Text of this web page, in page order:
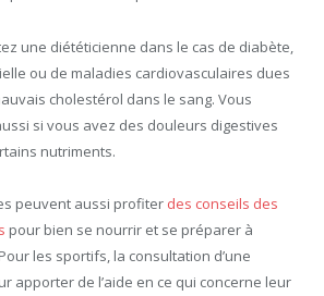
une diététicienne dans le cas de diabète,
ou de maladies cardiovasculaires dues
cholestérol dans le sang. Vous
si vous avez des douleurs digestives
nutriments.
peuvent aussi profiter des conseils des
pour bien se nourrir et se préparer à
les sportifs, la consultation d’une
apporter de l’aide en ce qui concerne leur